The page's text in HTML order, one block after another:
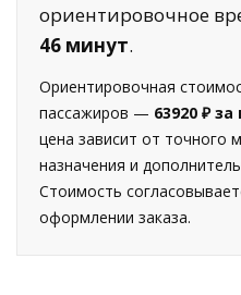
ориентировочное
46 минут.
Ориентировочная
пассажиров — 63920 ₽
цена зависит от точного
назначения и
Стоимость
оформлении заказа.